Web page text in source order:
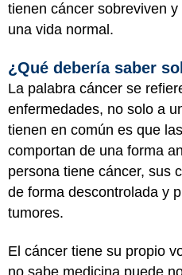
tienen cáncer sobreviven
una vida normal.
¿Qué debería saber
La palabra cáncer se
enfermedades, no solo a
tienen en común es que
comportan de una forma
persona tiene cáncer, sus
de forma descontrolada y
tumores.
El cáncer tiene su propio
no sabe medicina puede